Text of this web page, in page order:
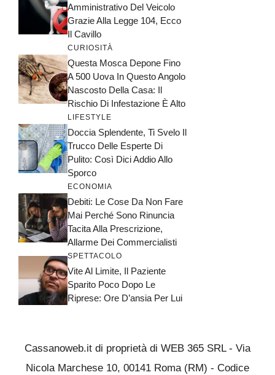
Amministrativo Del Veicolo
Grazie Alla Legge 104, Ecco
Il Cavillo
CURIOSITÀ
Questa Mosca Depone Fino
A 500 Uova In Questo Angolo
Nascosto Della Casa: Il
Rischio Di Infestazione È Alto
LIFESTYLE
Doccia Splendente, Ti Svelo Il
Trucco Delle Esperte Di
Pulito: Così Dici Addio Allo
Sporco
ECONOMIA
Debiti: Le Cose Da Non Fare
Mai Perché Sono Rinuncia
Tacita Alla Prescrizione,
Allarme Dei Commercialisti
SPETTACOLO
Vite Al Limite, Il Paziente
Sparito Poco Dopo Le
Riprese: Ore D’ansia Per Lui
Cassanoweb.it di proprietà di WEB 365 SRL - Via
Nicola Marchese 10, 00141 Roma (RM) - Codice